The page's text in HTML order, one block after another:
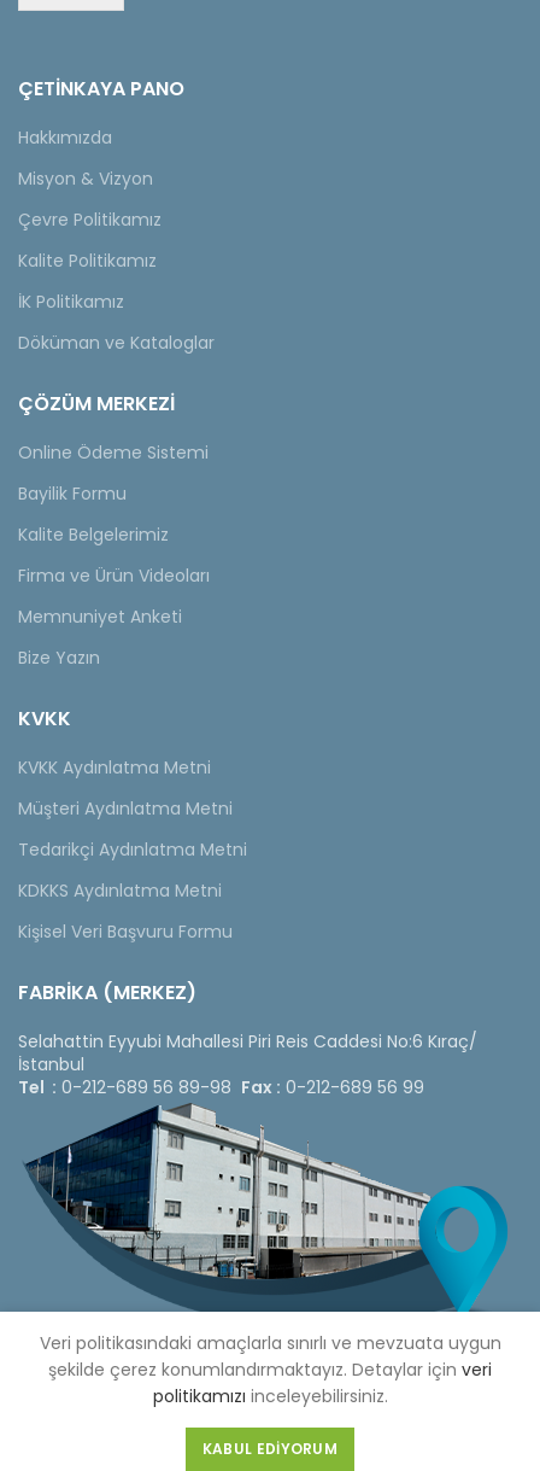
ÇETINKAYA PANO
Hakkımızda
Misyon & Vizyon
Çevre Politikamız
Kalite Politikamız
İK Politikamız
Döküman ve Kataloglar
ÇÖZÜM MERKEZİ
Online Ödeme Sistemi
Bayilik Formu
Kalite Belgelerimiz
Firma ve Ürün Videoları
Memnuniyet Anketi
Bize Yazın
KVKK
KVKK Aydınlatma Metni
Müşteri Aydınlatma Metni
Tedarikçi Aydınlatma Metni
KDKKS Aydınlatma Metni
Kişisel Veri Başvuru Formu
FABRİKA (MERKEZ)
Selahattin Eyyubi Mahallesi Piri Reis Caddesi No:6 Kıraç/
İstanbul
Tel : 0-212-689 56 89-98 Fax : 0-212-689 56 99
Copyright © 2020 Çetinkaya Pano |Çetinkaya Pano Fiyat
Listesi
Veri politikasındaki amaçlarla sınırlı ve mevzuata uygun
şekilde çerez konumlandırmaktayız. Detaylar için veri
politikamızı inceleyebilirsiniz.
KABUL EDIYORUM